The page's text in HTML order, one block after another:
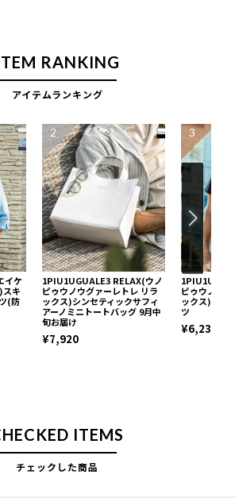
RANKING
アイテムランキング
イケ
スキ
(防
2
1PIU1UGUALE3 RELAX(ウノ
ピゥウノウグァーレトレ リラ
ックス)シンセティックサフィ
アーノミニトートバッグ 9月中
旬お届け
¥7,920
3
ピゥウノウ
ックス)ネッ
ツ
¥6,237
ITEMS
チェックした商品